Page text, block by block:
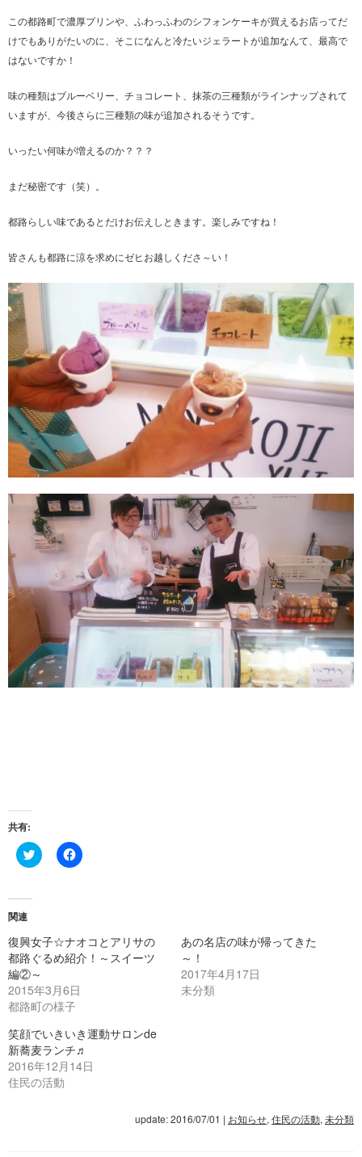
この都路町で濃厚プリンや、ふわっふわのシフォンケーキが買えるお店ってだ
けでもありがたいのに、そこになんと冷たいジェラートが追加なんて、最高で
はないですか！
味の種類はブルーベリー、チョコレート、抹茶の三種類がラインナップされて
いますが、今後さらに三種類の味が追加されるそうです。
いったい何味が増えるのか？？？
まだ秘密です（笑）。
都路らしい味であるとだけお伝えしときます。楽しみですね！
皆さんも都路に涼を求めにゼヒお越しくださ～い！
共有:
ク
リ
共
有
(新
し
い
ウ
ィ
ン
ウ
で
開
き
ま
す)
Facebook
で
ク
リ
ッ
ク
て
く
い
(新
し
い
ウ
関連
復興女子☆ナオコとアリサの
都路ぐるめ紹介！～スイーツ
編②～
2015年3月6日
都路町の様子
あの名店の味が帰ってきた
～！
2017年4月17日
未分類
笑顔でいきいき運動サロンde
新蕎麦ランチ♬
2016年12月14日
住民の活動
update: 2016/07/01 | お知らせ, 住民の活動, 未分類